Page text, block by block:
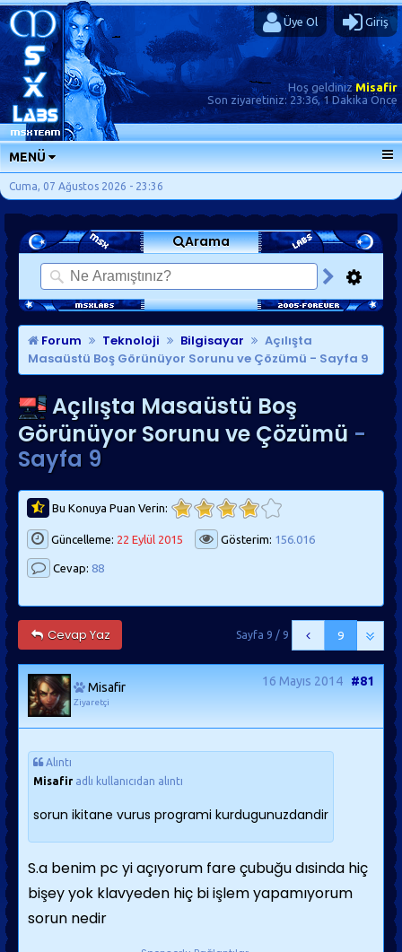
Üye Ol Giriş
Hoş geldinizMisafir
Son ziyaretiniz: 23:36, 1 Dakika Önce
MENÜ
ANA SAYFA
FORUMLAR
SORU-CEVAP
GÜNLÜKLER
SON MESAJLAR
KISAYOLLAR
Cuma, 07 Ağustos 2026 - 23:36
Arama
Forum Teknoloji Bilgisayar
Açılışta
Masaüstü Boş Görünüyor Sorunu ve Çözümü - Sayfa 9
Açılışta Masaüstü Boş
Görünüyor Sorunu ve Çözümü -
Sayfa 9
Bu Konuya Puan Verin:
Güncelleme: 22 Eylül 2015 Gösterim: 156.016
Cevap: 88
Cevap Yaz 9
Sayfa 9 / 9
Misafir
Ziyaretçi
16 Mayıs 2014 #81
Alıntı
Misafir adlı kullanıcıdan alıntı
sorun ikitane vurus programi kurdugunuzdandir
S.a benim pc yi açıyorum fare çubuğu dısinda hiç
bişey yok klavyeden hiç bi işlem yapamıyorum
sorun nedir